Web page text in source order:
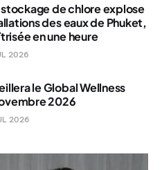
stockage de chlore explose
des eaux de Phuket,
en une heure
2026
le Global Wellness
2026
2026